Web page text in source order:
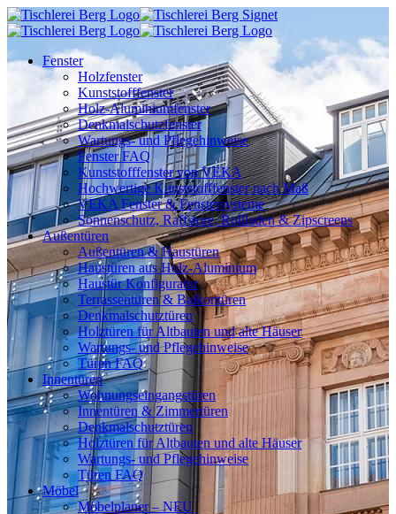
Fenster
Holzfenster
Kunststofffenster
Holz-Aluminiumfenster
Denkmalschutzfenster
Wartungs- und Pflegehinweise
Fenster FAQ
Kunststofffenster von VEKA
Hochwertige Kunststofffenster nach Maß
VEKA Fenster & Fenstersysteme
Sonnenschutz, Raffstore, Rollladen & Zipscreens
Außentüren
Außentüren & Haustüren
Haustüren aus Holz-Aluminium
Haustür Konfigurator
Terrassentüren & Balkontüren
Denkmalschutztüren
Holztüren für Altbauten und alte Häuser
Wartungs- und Pflegehinweise
Türen FAQ
Innentüren
Wohnungseingangstüren
Innentüren & Zimmertüren
Denkmalschutztüren
Holztüren für Altbauten und alte Häuser
Wartungs- und Pflegehinweise
Türen FAQ
Möbel
Möbelplaner – NEU